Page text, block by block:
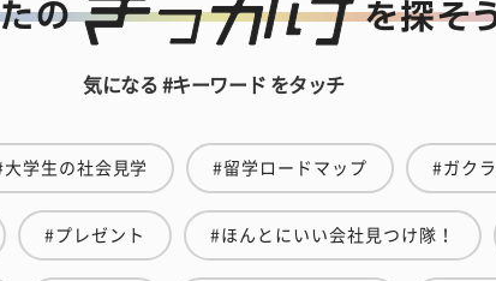
気になる #キーワード をタッチ
大学生の社会見学 #留学ロードマップ #ガク
#プレゼント #ほんとにいい会社見つけ隊！